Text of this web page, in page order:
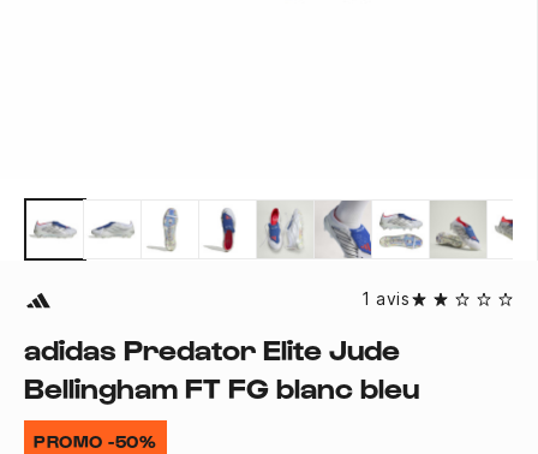
1 avis
adidas Predator Elite Jude
Bellingham FT FG blanc bleu
PROMO -50%